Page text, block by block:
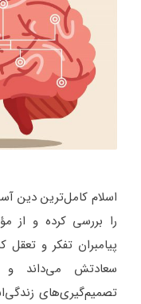
اسلام کامل‌ترین دین
را بررسی کرده و از
پیامبران تفکر و
سعادتش می‌داند
تصمیم‌گیری‌های